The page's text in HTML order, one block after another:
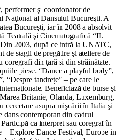
performer şi coordonator de
Naţional al Dansului Bucureşti. A
Bucureşti, iar în 2008 a absolvit
Teatrală şi Cinematografică “IL
2003, după ce intră la UNATC,
de stagii de pregătire şi ateliere de
coregrafi din ţară şi din străinătate.
piese: “Dance a playful body”,
“Despre tandrețe” – pe care le
Beneficiază de burse şi
Britanie, Olanda, Luxemburg,
cercetare asupra mişcării în Italia şi
dans contemporan din cadrul
ca interpret sau coregraf în
– Explore Dance Festival, Europe in